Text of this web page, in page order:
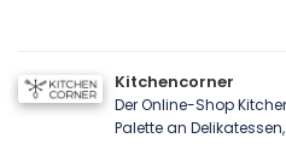
Kitchencorner
Der Online-Shop
Palette an